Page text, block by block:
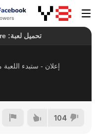
104